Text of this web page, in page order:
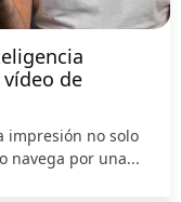
de
impresión no solo
navega por una...